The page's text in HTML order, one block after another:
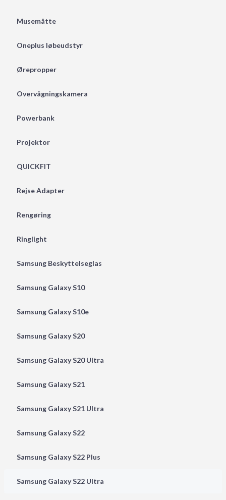
Musemåtte
Oneplus løbeudstyr
Ørepropper
Overvågningskamera
Powerbank
Projektor
QUICKFIT
Rejse Adapter
Rengøring
Ringlight
Samsung Beskyttelseglas
Samsung Galaxy S10
Samsung Galaxy S10e
Samsung Galaxy S20
Samsung Galaxy S20 Ultra
Samsung Galaxy S21
Samsung Galaxy S21 Ultra
Samsung Galaxy S22
Samsung Galaxy S22 Plus
Samsung Galaxy S22 Ultra